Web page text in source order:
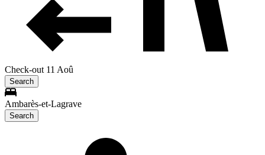
Check-out 11 Aoû
Search
Ambarès-et-Lagrave
Search